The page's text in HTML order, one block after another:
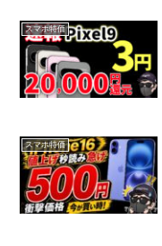
スマホ特価
スマホ特価